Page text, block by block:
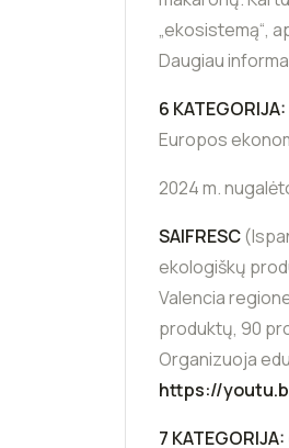
„ekosistemą“,
Daugiau
6
Europos
2024 m.
SAIFRESC
ekologiškų
Valencia
produktų, 90
Organizuoja
https://
7 KATEGORIJA